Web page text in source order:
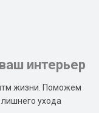
интерьер
жизни. Поможем
ухода